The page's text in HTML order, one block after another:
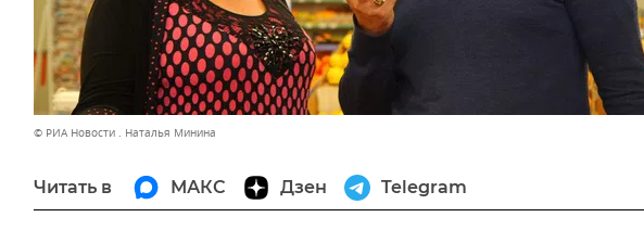
© РИА Новости . Наталья Минина
Читать в МАКС Дзен Telegram